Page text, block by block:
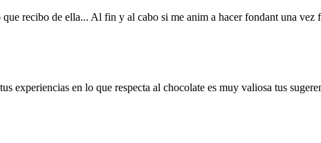
recibo de ella... Al fin y al cabo si me anim a hacer fondant una vez
experiencias en lo que respecta al chocolate es muy valiosa tus